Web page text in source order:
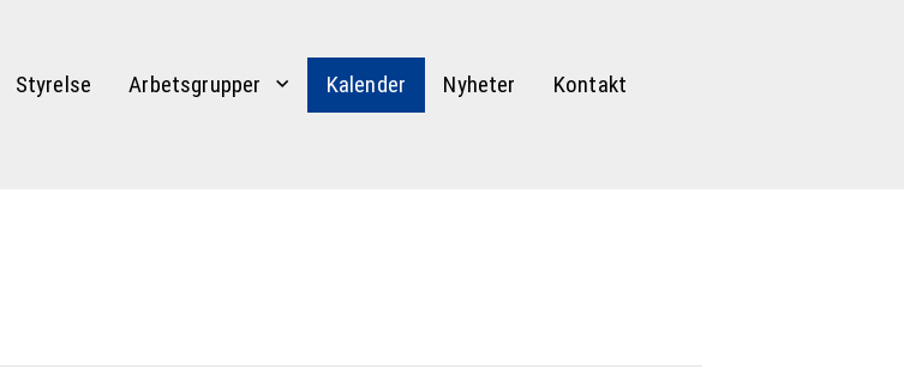
Styrelse Arbetsgrupper Kalender Nyheter Kontakt